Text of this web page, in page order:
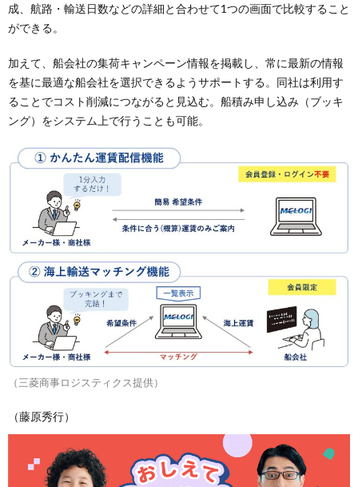
成、航路・輸送日数などの詳細と合わせて1つの画面で比較すること
ができる。
加えて、船会社の集荷キャンペーン情報を掲載し、常に最新の情報
を基に最適な船会社を選択できるようサポートする。同社は利用す
ることでコスト削減につながると見込む。船積み申し込み（ブッキ
ング）をシステム上で行うことも可能。
（三菱商事ロジスティクス提供）
（藤原秀行）